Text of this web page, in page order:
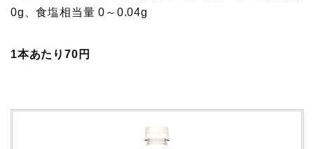
0g、食塩相当量 0～0.04g
1本あたり70円